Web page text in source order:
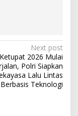
Next post
2026 Mulai
Polri Siapkan
Lalu Lintas
Berbasis Teknologi